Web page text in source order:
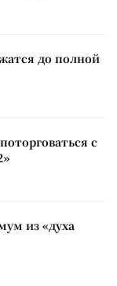
до полной
с
из «духа